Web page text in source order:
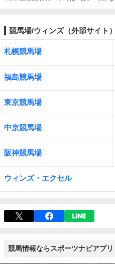
競馬場/ウィンズ（外部サイト）
札幌競馬場
福島競馬場
東京競馬場
中京競馬場
阪神競馬場
ウィンズ・エクセル
競馬情報ならスポーツナビアプリ